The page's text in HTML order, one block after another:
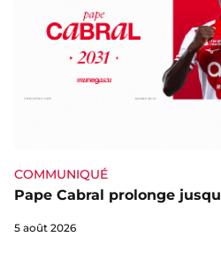
COMMUNIQUÉ
Pape Cabral prolonge
5 août 2026